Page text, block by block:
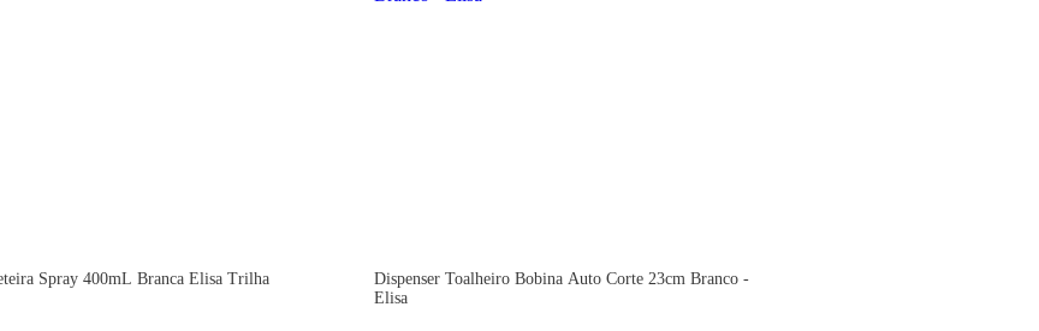
Spray 400mL Branca Elisa Trilha
Dispenser Toalheiro Bobina Auto Corte 23cm Branco -
Elisa